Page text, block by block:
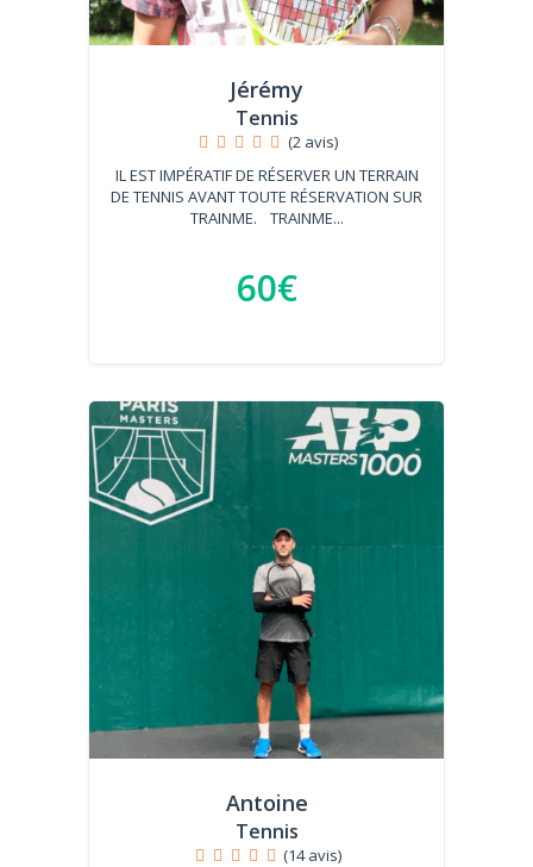
Jérémy
Tennis
(2 avis)
IL EST IMPÉRATIF DE RÉSERVER UN TERRAIN
DE TENNIS AVANT TOUTE RÉSERVATION SUR
TRAINME. TRAINME...
60€
Antoine
Tennis
(14 avis)